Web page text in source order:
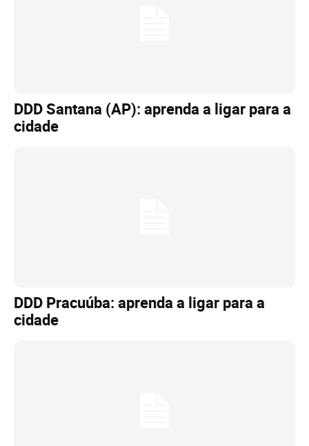
DDD Santana (AP): aprenda a ligar para a
cidade
DDD Pracuúba: aprenda a ligar para a
cidade